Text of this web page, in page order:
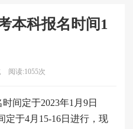
本科报名时间1
阅读:1055次
间定于2023年1月9日
定于4月15-16日进行，现